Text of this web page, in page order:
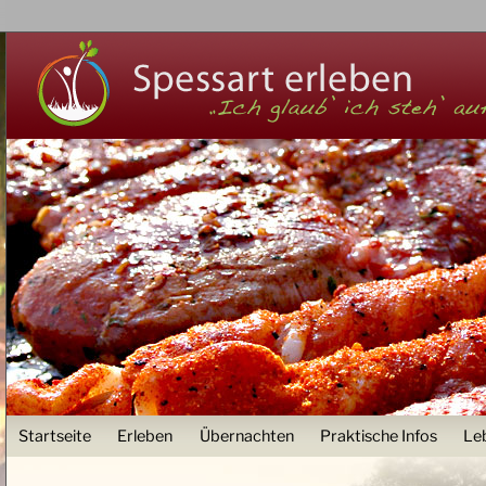
User menu
Startseite Erleben Übernachten Praktische Infos